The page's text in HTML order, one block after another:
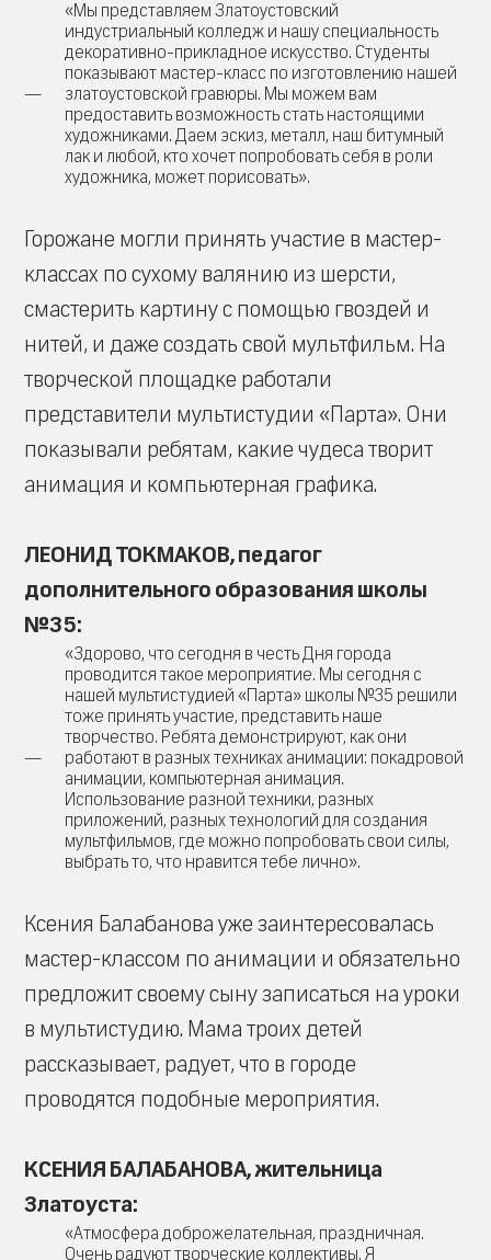
«Мы представляем Златоустовский
индустриальный колледж и нашу специальность
декоративно-прикладное искусство. Студенты
показывают мастер-класс по изготовлению нашей
златоустовской гравюры. Мы можем вам
предоставить возможность стать настоящими
художниками. Даем эскиз, металл, наш битумный
лак и любой, кто хочет попробовать себя в роли
художника, может порисовать».
Горожане могли принять участие в мастер-
классах по сухому валянию из шерсти,
смастерить картину с помощью гвоздей и
нитей, и даже создать свой мультфильм. На
творческой площадке работали
представители мультистудии «Парта». Они
показывали ребятам, какие чудеса творит
анимация и компьютерная графика.
ЛЕОНИД ТОКМАКОВ, педагог
дополнительного образования школы
№35:
«Здорово, что сегодня в честь Дня города
проводится такое мероприятие. Мы сегодня с
нашей мультистудией «Парта» школы №35 решили
тоже принять участие, представить наше
творчество. Ребята демонстрируют, как они
работают в разных техниках анимации: покадровой
анимации, компьютерная анимация.
Использование разной техники, разных
приложений, разных технологий для создания
мультфильмов, где можно попробовать свои силы,
выбрать то, что нравится тебе лично».
Ксения Балабанова уже заинтересовалась
мастер-классом по анимации и обязательно
предложит своему сыну записаться на уроки
в мультистудию. Мама троих детей
рассказывает, радует, что в городе
проводятся подобные мероприятия.
КСЕНИЯ БАЛАБАНОВА, жительница
Златоуста:
«Атмосфера доброжелательная, праздничная.
Очень радуют творческие коллективы. Я